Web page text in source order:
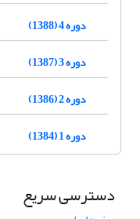
دوره 4 (1388)
دوره 3 (1387)
دوره 2 (1386)
دوره 1 (1384)
دسترسی سریع